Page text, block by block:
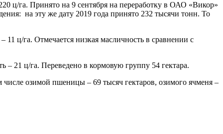
ц/га. Принято на 9 сентября на переработку в ОАО «Викор»
на эту же дату 2019 года принято 232 тысячи тонн. То
11 ц/га. Отмечается низкая масличность в сравнении с
– 21 ц/га. Переведено в кормовую группу 54 гектара.
числе озимой пшеницы – 69 тысяч гектаров, озимого ячменя –